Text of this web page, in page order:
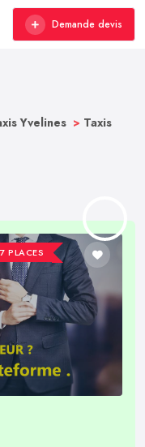
Demande devis
Yvelines > Taxis
7 PLACES